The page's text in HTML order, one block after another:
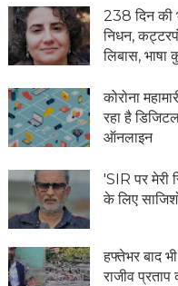
238 दिन की
निधन,
लिबास, भाषा
कोरोना
रहा है
ऑनलाइन
'SIR पर मेरी
के लिए
हफ्तेभर बाद
राजीव प्रताप